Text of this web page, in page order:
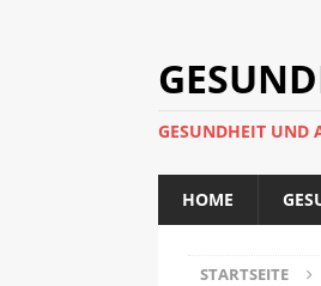
GESUNDHEIT UND
HOME
STARTSEITE